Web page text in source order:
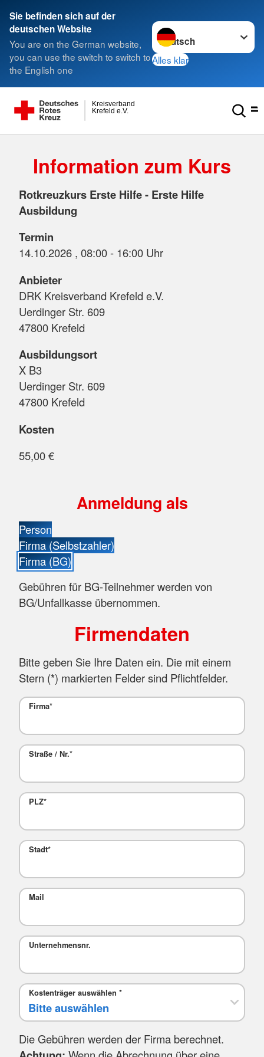
Sie befinden sich auf der
deutschen Website
You are on the German website,
you can use the switch to switch to
the English one
Sprache wechseln zu
Alles klar
Krefeld e.V.
Kreisverband
Information zum Kurs
Rotkreuzkurs Erste Hilfe - Erste Hilfe
Ausbildung
Termin
14.10.2026 , 08:00 - 16:00 Uhr
Anbieter
DRK Kreisverband Krefeld e.V.
Uerdinger Str. 609
47800 Krefeld
Ausbildungsort
X B3
Uerdinger Str. 609
47800 Krefeld
Kosten
55,00 €
Anmeldung als
Person
Firma (Selbstzahler)
Firma (BG)
Gebühren für BG-Teilnehmer werden von
BG/Unfallkasse übernommen.
Firmendaten
Bitte geben Sie Ihre Daten ein. Die mit einem
Stern (*) markierten Felder sind Pflichtfelder.
Firma*
Straße / Nr.*
PLZ*
Stadt*
Mail
Unternehmensnr.
Kostenträger auswählen *
Die Gebühren werden der Firma berechnet.